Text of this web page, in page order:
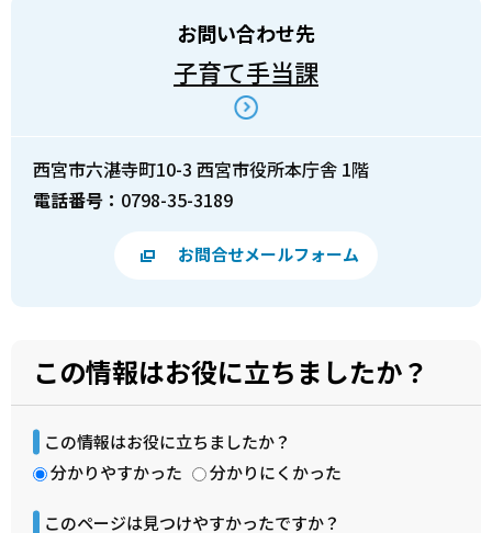
お問い合わせ先
子育て手当課
西宮市六湛寺町10-3 西宮市役所本庁舎 1階
電話番号： 0798-35-3189
お問合せメールフォーム
この情報はお役に立ちましたか？
この情報はお役に立ちましたか？
分かりやすかった
分かりにくかった
このページは見つけやすかったですか？